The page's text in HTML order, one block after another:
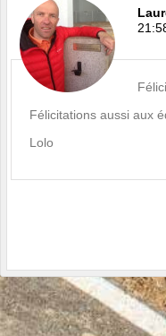
Félicitations aussi aux
Lolo